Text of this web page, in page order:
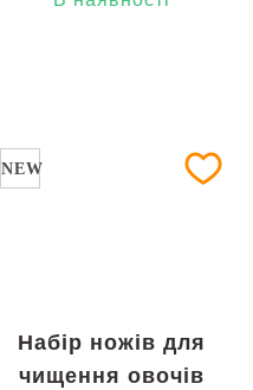
NEW
Набір ножів для
чищення овочів